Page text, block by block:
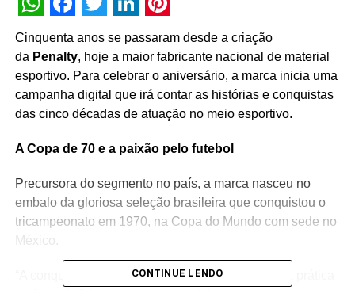
WhatsApp
Facebook
Twitter
LinkedIn
Pinterest
Cinquenta anos se passaram desde a criação
da Penalty, hoje a maior fabricante nacional de material
esportivo. Para celebrar o aniversário, a marca inicia uma
campanha digital que irá contar as histórias e conquistas
das cinco décadas de atuação no meio esportivo.
A Copa de 70 e a paixão pelo futebol
Precursora do segmento no país, a marca nasceu no
embalo da gloriosa seleção brasileira que conquistou o
tricampeonato em 1970, na Copa do Mundo com sede no
México.
“A conquista do tri deu um estímulo grande para a prática
CONTINUE LENDO